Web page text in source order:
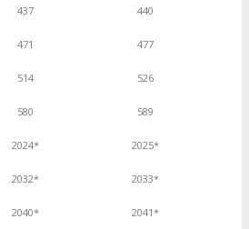
437 440
471 477
514 526
580 589
2024* 2025*
2032* 2033*
2040* 2041*